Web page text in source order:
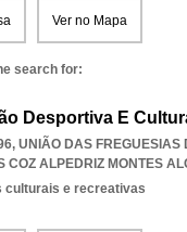
Ver no Mapa
search for:
Desportiva E
UNIÃO DAS FREGUESIAS
COZ ALPEDRIZ MONTES
culturais e recreativas